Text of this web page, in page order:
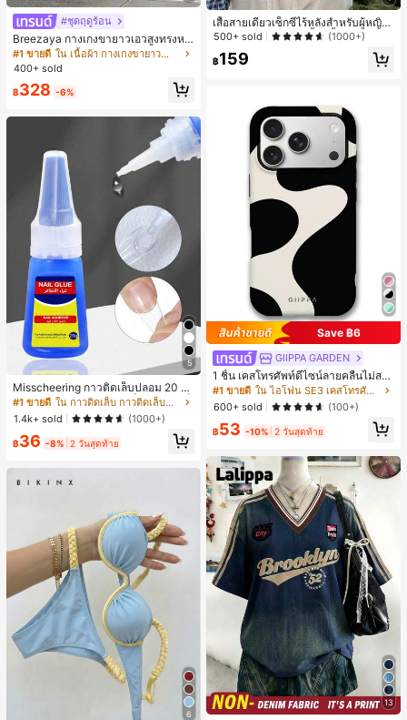
#ชุดฤดูร้อน
Breezaya กางเกงขายาวเอวสูงทรงหล
วมขาบานสำหรับผู้หญิง สีขาวเรียบหรูส
ไตล์ชิค เหมาะสำหรับใส่เที่ยวทะเล วันห
ยโอกาสในชีวิตประจำวัน
#1 ขายดี
ใน เนื้อผ้า กางเกงขายาวลำลองผ้า
400+ sold
฿328 -6%
5
Misscheering กาวติดเล็บปลอม 20 กรั
ม แรงยึดสูง เจลสติกเกอร์เล็บนุ่ม แห้งเร็
ว เหมาะสำหรับผู้เริ่มต้นทำเล็บ ติดทนน
าน
#1 ขายดี
ใน กาวติดเล็บ กาวติดเล็บและสารยึดติด
1.4k+ sold
(1000+)
฿36 -8% 2 วันสุดท้าย
6
เสื้อสายเดี่ยวเซ็กซี่ไร้หลังสำหรับผู้หญิง
พร้อมบราแบบมีฟองน้ำ, เสื้อกล้ามแขน
500+ sold (1000+)
฿159
Save ฿6
GIIPPA GARDEN
1 ชิ้น เคสโทรศัพท์ดีไซน์ลายคลื่นไม่สม
มาตรสำหรับ Phone 17 Pro Max, เหม
าะสำหรับ Phone 16 Pro Max, 15 Pro
Max, 14 Pro Max, เคสโทรศัพท์สไตล์เ
กาหลีและน่าสนใจ, เข้ากันได้กับ 11/12/
13/14/15/16 Pro Max Plus, ดีไซน์หรู
ขวัญในอุดมคติสำหรับคริสต์มาส, วันว
าเลนไทน์, อีสเตอร์, ฤดูแต่งงานและวันเ
กิดสำหรับแฟนสาว
#1 ขายดี
ใน ไอโฟน SE3 เคสโทรศัพท์แฟชั่น
600+ sold
(100+)
฿53 -10% 2 วันสุดท้าย
13